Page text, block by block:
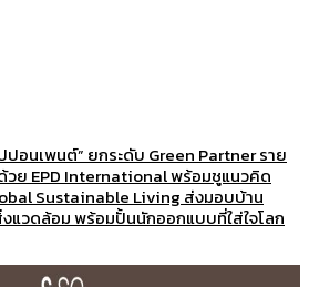
ปอนเพนต์” ยกระดับ Green Partner ราย
วย EPD International พร้อมชูแนวคิด
Sustainable Living ส่งมอบบ้าน
วดล้อม พร้อมปั้นนักออกแบบที่ใส่ใจโลก